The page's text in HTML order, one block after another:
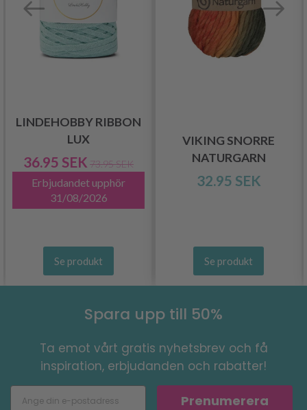
LINDEHOBBY RIBBON
LUX
36.95 SEK 73.95 SEK
Erbjudandet upphör
31/08/2026
Se produkt
VIKING SNORRE
NATURGARN
32.95 SEK
Se produkt
Spara upp till 50%
Ta emot vårt gratis nyhetsbrev och få
inspiration, erbjudanden och rabatter!
Prenumerera